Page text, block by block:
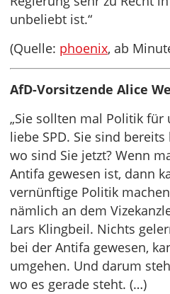
unbeliebt ist.“
(Quelle: phoenix, ab
AfD-Vorsitzende Alice
„Sie sollten mal Politik für
liebe SPD. Sie sind
wo sind Sie jetzt? Wenn
Antifa gewesen ist, dann
vernünftige Politik
nämlich an dem
Lars Klingbeil. Nichts
bei der Antifa gewesen,
umgehen. Und darum
wo es gerade steht. (…)